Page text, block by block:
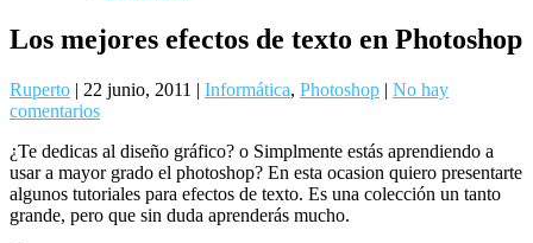
Los mejores efectos de texto en Photoshop
Ruperto | 22 junio, 2011 | Informática, Photoshop | No hay
comentarios
¿Te dedicas al diseño gráfico? o Simplmente estás aprendiendo a
usar a mayor grado el photoshop? En esta ocasion quiero presentarte
algunos tutoriales para efectos de texto. Es una colección un tanto
grande, pero que sin duda aprenderás mucho.